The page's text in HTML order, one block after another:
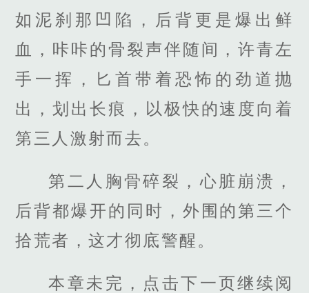
如泥刹那凹陷，后背更是爆出鲜
血，咔咔的骨裂声伴随间，许青左
手一挥，匕首带着恐怖的劲道抛
出，划出长痕，以极快的速度向着
第三人激射而去。
第二人胸骨碎裂，心脏崩溃，
后背都爆开的同时，外围的第三个
拾荒者，这才彻底警醒。
本章未完，点击下一页继续阅